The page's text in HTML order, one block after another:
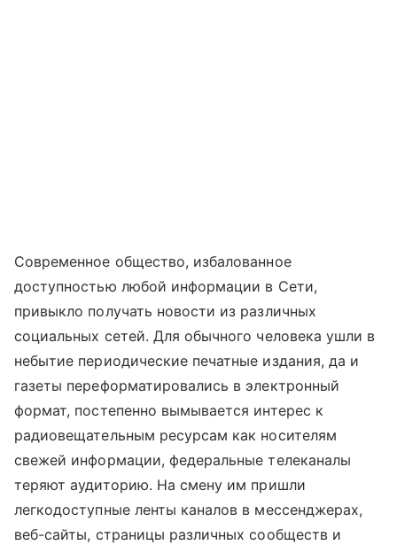
Современное общество, избалованное
доступностью любой информации в Сети,
привыкло получать новости из различных
социальных сетей. Для обычного человека ушли в
небытие периодические печатные издания, да и
газеты переформатировались в электронный
формат, постепенно вымывается интерес к
радиовещательным ресурсам как носителям
свежей информации, федеральные телеканалы
теряют аудиторию. На смену им пришли
легкодоступные ленты каналов в мессенджерах,
веб-сайты, страницы различных сообществ и